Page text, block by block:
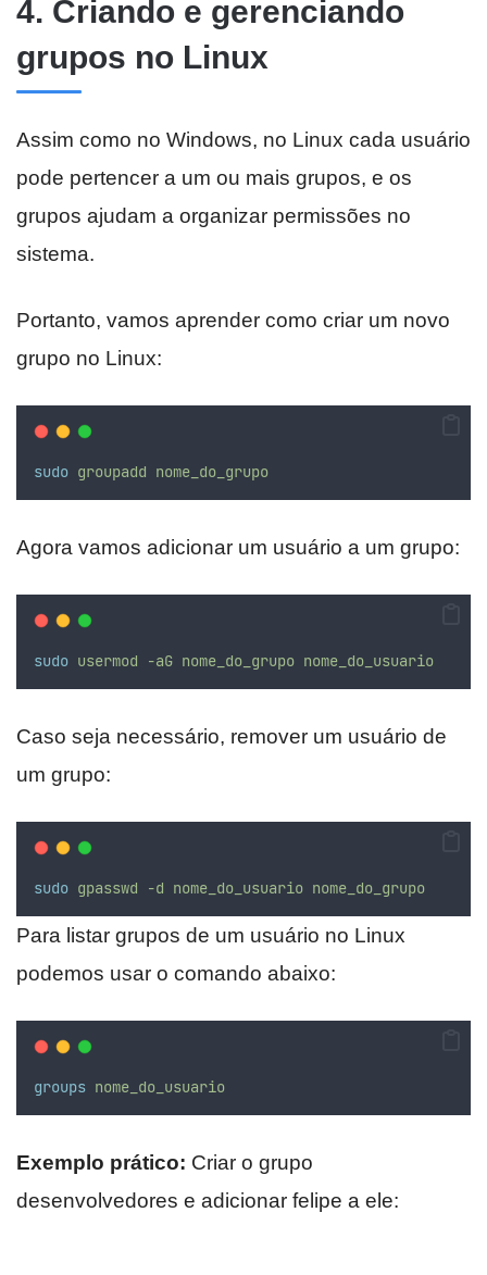
4. Criando e gerenciando
grupos no Linux
Assim como no Windows, no Linux cada usuário
pode pertencer a um ou mais grupos, e os
grupos ajudam a organizar permissões no
sistema.
Portanto, vamos aprender como criar um novo
grupo no Linux:
sudo groupadd nome_do_grupo
Agora vamos adicionar um usuário a um grupo:
sudo usermod -aG nome_do_grupo nome_do_usuario
Caso seja necessário, remover um usuário de
um grupo:
sudo gpasswd -d nome_do_usuario nome_do_grupo
Para listar grupos de um usuário no Linux
podemos usar o comando abaixo:
groups nome_do_usuario
Exemplo prático: Criar o grupo
desenvolvedores e adicionar felipe a ele: